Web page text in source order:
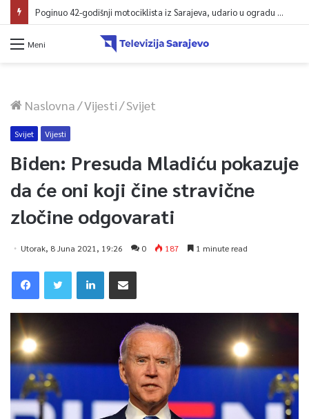
Poginuo 42-godišnji motociklista iz Sarajeva, udario u ogradu magistralnog puta
Meni
Naslovna/Vijesti/Svijet
Svijet Vijesti
Biden: Presuda Mladiću pokazuje
da će oni koji čine stravične
zločine odgovarati
Utorak, 8 Juna 2021, 19:26 0 187 1 minute read